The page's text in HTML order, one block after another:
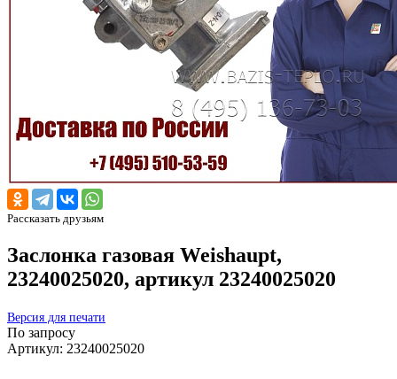
Рассказать друзьям
Заслонка газовая Weishaupt,
23240025020, артикул 23240025020
Версия для печати
По запросу
Артикул: 23240025020